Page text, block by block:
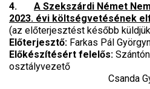
4. A Szekszárdi Német
2023. évi költségvetésének
(az előterjesztést később
Előterjesztő: Farkas Pál
Előkészítésért felelős:
osztályvezető
Csanda Gyöngyi